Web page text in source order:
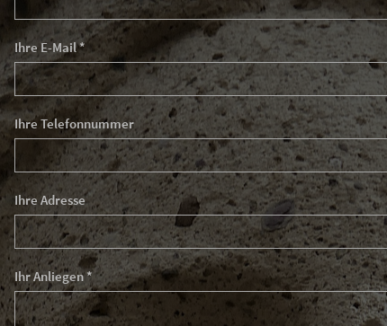
Ihre E-Mail *
Ihre Telefonnummer
Ihre Adresse
Ihr Anliegen *